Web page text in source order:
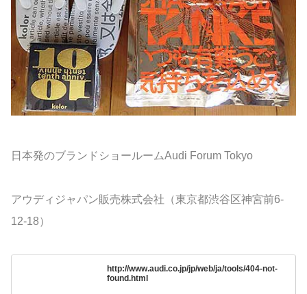
日本発のブランドショールームAudi Forum Tokyo
アウディジャパン販売株式会社（東京都渋谷区神宮前6-
12-18）
http://www.audi.co.jp/jp/web/ja/tools/404-not-
found.html